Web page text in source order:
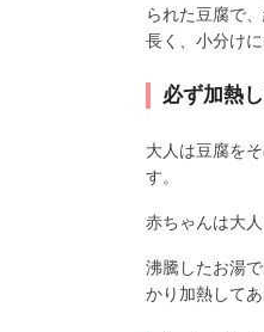
られた豆腐で
長く、小分け
必ず加熱
大人は豆腐を
す。
赤ちゃんは大
沸騰したお湯
かり加熱してあ